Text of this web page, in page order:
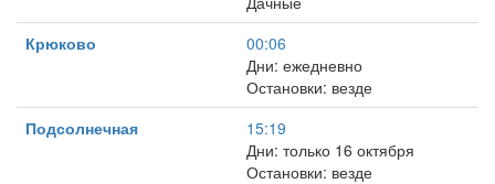
Крюково
00:06
Дни: ежедневно
Остановки: везде
Подсолнечная
15:19
Дни: только 16 октября
Остановки: везде